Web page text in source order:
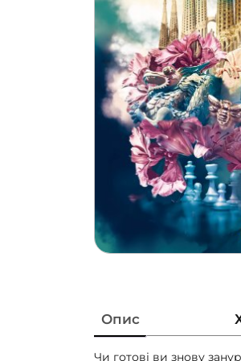
Опис
Чи готові ви знову